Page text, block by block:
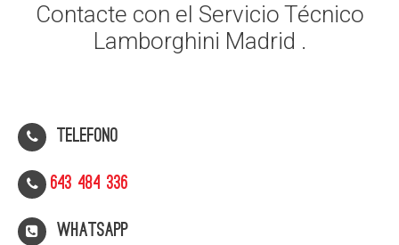
Contacte con el Servicio Técnico
Lamborghini Madrid .
Telefono
643 484 336
WhatsApp